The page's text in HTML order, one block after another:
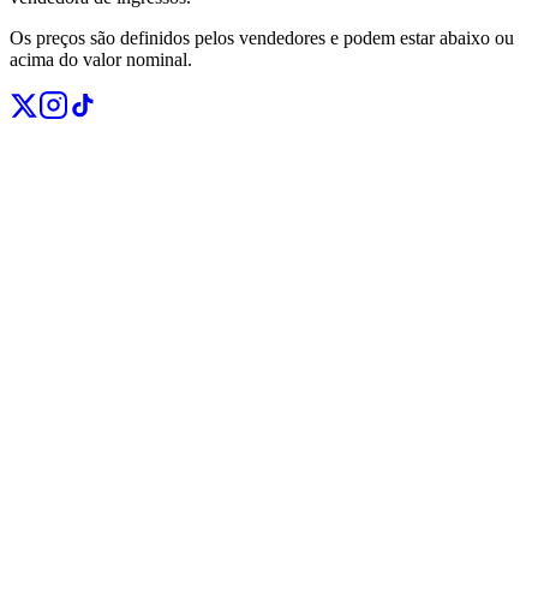
Os preços são definidos pelos vendedores e podem estar abaixo ou
acima do valor nominal.